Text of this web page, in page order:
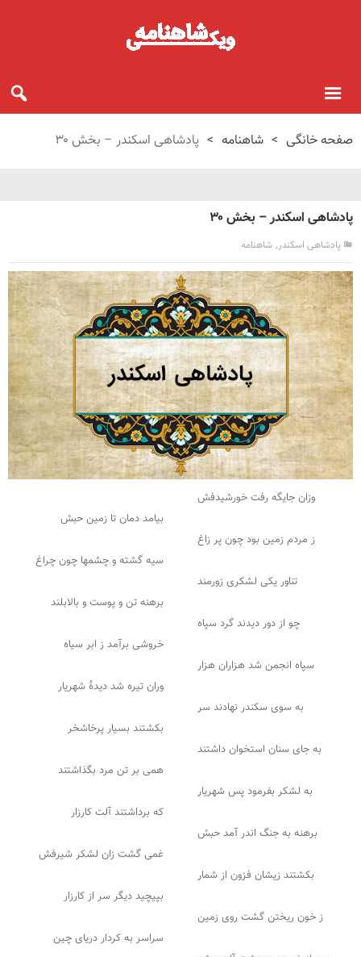
صفحه خانگی > شاهنامه > پادشاهی اسکندر – بخش ۳۰
پادشاهی اسکندر – بخش ۳۰
پادشاهی اسکندر, شاهنامه
وزان جایگه رفت خورشیدفش
بیامد دمان تا زمین حبش
ز مردم زمین بود چون پر زاغ
سیه گشته و چشمها چون چراغ
تناور یکی لشکری زورمند
برهنه تن و پوست و بالابلند
چو از دور دیدند گرد سپاه
خروشی برآمد ز ابر سیاه
سپاه انجمن شد هزاران هزار
وران تیره شد دیدهٔ شهریار
به سوی سکندر نهادند سر
بکشتند بسیار پرخاشخر
به جای سنان استخوان داشتند
همی بر تن مرد بگذاشتند
به لشکر بفرمود پس شهریار
که برداشتند آلت کارزار
برهنه به جنگ اندر آمد حبش
غمی گشت زان لشکر شیرفش
بکشتند زیشان فزون از شمار
بپیچید دیگر سر از کارزار
ز خون ریختن گشت روی زمین
سراسر به کردار دریای چین